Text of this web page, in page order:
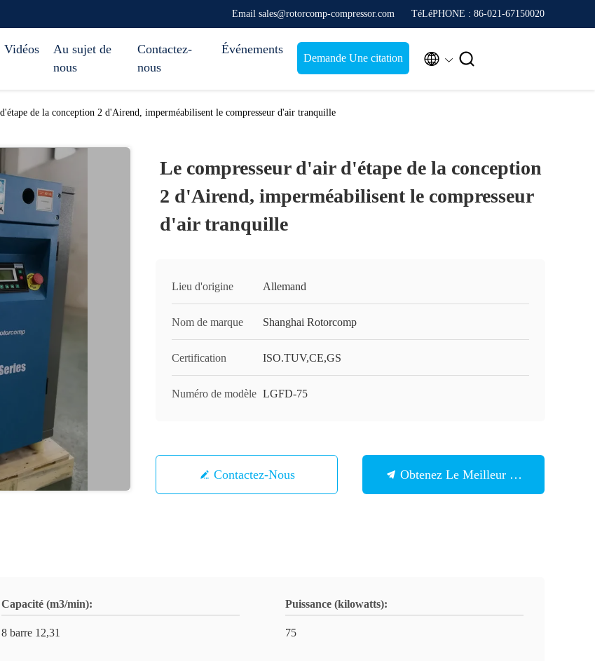
Email sales@rotorcomp-compressor.com TéLéPHONE : 86-021-67150020
Vidéos
Au sujet de
nous
Contactez-
nous
Événements
Demande Une citation  
de la conception 2 d'Airend, imperméabilisent le compresseur d'air tranquille
Le compresseur d'air d'étape de la conception
2 d'Airend, imperméabilisent le compresseur
d'air tranquille
Lieu d'origine Allemand
Nom de marque Shanghai Rotorcomp
Certification ISO.TUV,CE,GS
Numéro de modèle LGFD-75
Contactez-Nous Obtenez Le Meilleur Prix
Capacité (m3/min):
8 barre 12,31
Puissance (kilowatts):
75